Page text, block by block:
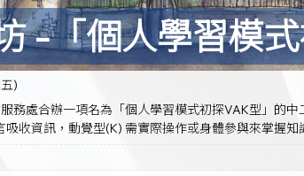
-「個人學習模
)
務處合辦一項名為「個人學習模式初探VAK型」的
收資訊，動覺型(K) 需實際操作或身體參與來掌握知